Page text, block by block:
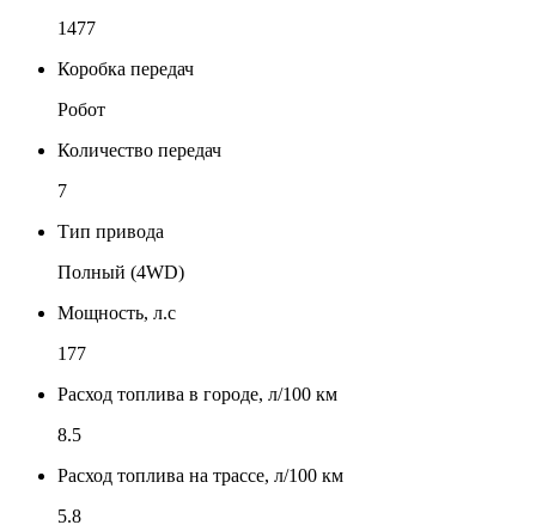
1477
Коробка передач
Робот
Количество передач
7
Тип привода
Полный (4WD)
Мощность, л.с
177
Расход топлива в городе, л/100 км
8.5
Расход топлива на трассе, л/100 км
5.8